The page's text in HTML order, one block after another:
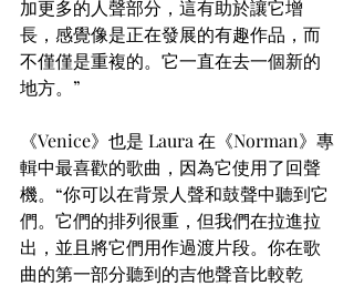
加更多的人聲部分，這有助於讓它增
長，感覺像是正在發展的有趣作品，而
不僅僅是重複的。它一直在去一個新的
地方。”
《Venice》也是 Laura 在《Norman》專
輯中最喜歡的歌曲，因為它使用了回聲
機。“你可以在背景人聲和鼓聲中聽到它
們。它們的排列很重，但我們在拉進拉
出，並且將它們用作過渡片段。你在歌
曲的第一部分聽到的吉他聲音比較乾